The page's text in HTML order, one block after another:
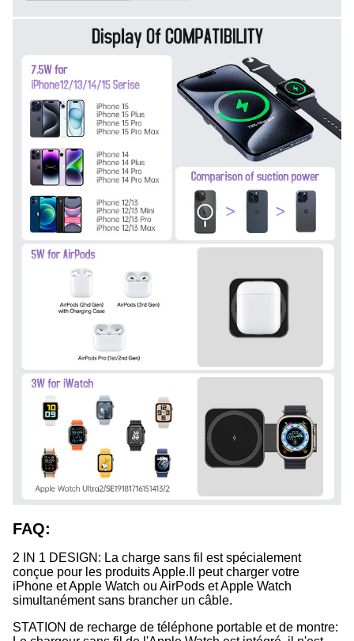
FAQ:
2 IN 1 DESIGN: La charge sans fil est spécialement
conçue pour les produits Apple. Il peut charger votre
iPhone et Apple Watch ou AirPods et Apple Watch
simultanément sans brancher un câble.
STATION de recharge de téléphone portable et de montre: